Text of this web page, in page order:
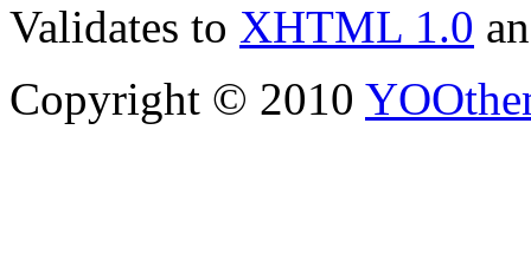
Validates to XHTML 1.0
Copyright © 2010